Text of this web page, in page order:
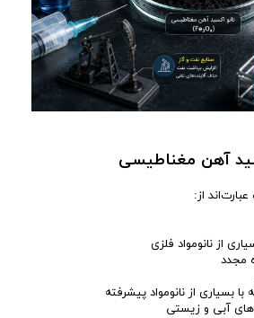
آهن مغناطیسی
از:
از نانومواد فلزی
مجدد
بسیاری از نانومواد پیشرفته
آبی و زیستی